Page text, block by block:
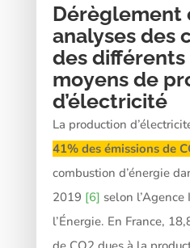
Dérèglement
analyses des
des
moyens de
d’électricité
La production
41% des émissions de
combustion d’énergie
2019 [6] selon
l’Énergie. En France,